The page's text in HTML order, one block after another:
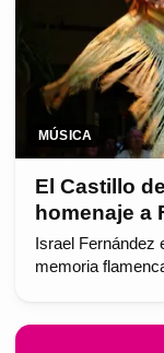
MÚSICA
El Castillo
homenaje a
Israel Fernández
memoria